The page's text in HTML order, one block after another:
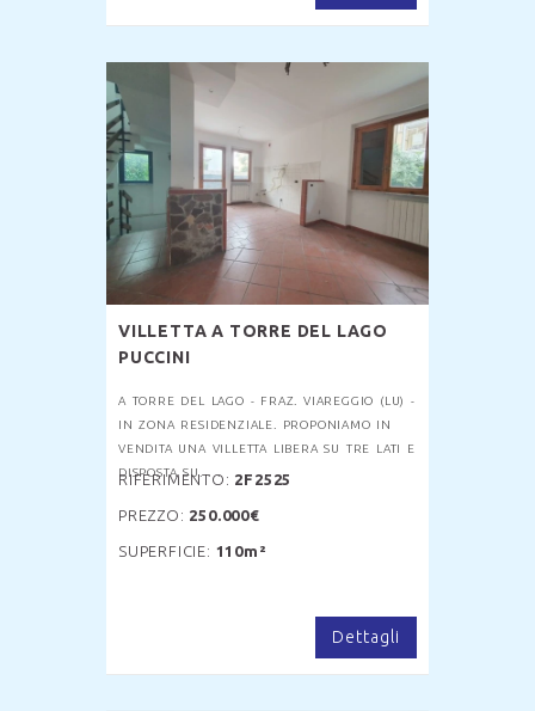
VILLETTA A TORRE DEL LAGO
PUCCINI
A TORRE DEL LAGO - FRAZ. VIAREGGIO (LU) -
IN ZONA RESIDENZIALE. PROPONIAMO IN
VENDITA UNA VILLETTA LIBERA SU TRE LATI E
DISPOSTA SU. . .
RIFERIMENTO: 2F2525
PREZZO: 250.000€
SUPERFICIE: 110m²
Dettagli